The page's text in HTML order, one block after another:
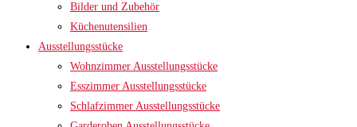
Bilder und Zubehör
Küchenutensilien
Ausstellungsstücke
Wohnzimmer Ausstellungsstücke
Esszimmer Ausstellungsstücke
Schlafzimmer Ausstellungsstücke